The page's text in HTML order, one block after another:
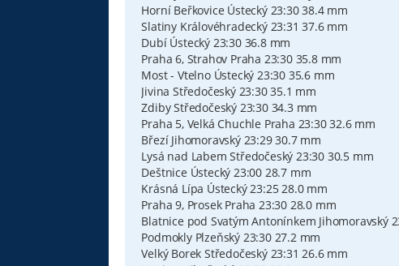
Horní Beřkovice Ústecký 23:30 38.4 mm
Slatiny Královéhradecký 23:31 37.6 mm
Dubí Ústecký 23:30 36.8 mm
Praha 6, Strahov Praha 23:30 35.8 mm
Most - Vtelno Ústecký 23:30 35.6 mm
Jivina Středočeský 23:30 35.1 mm
Zdiby Středočeský 23:30 34.3 mm
Praha 5, Velká Chuchle Praha 23:30 32.6 mm
Březí Jihomoravský 23:29 30.7 mm
Lysá nad Labem Středočeský 23:30 30.5 mm
Deštnice Ústecký 23:00 28.7 mm
Krásná Lípa Ústecký 23:25 28.0 mm
Praha 9, Prosek Praha 23:30 28.0 mm
Blatnice pod Svatým Antonínkem Jihomoravský
Podmokly Plzeňský 23:30 27.2 mm
Velký Borek Středočeský 23:31 26.6 mm